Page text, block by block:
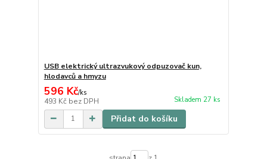
USB elektrický ultrazvukový odpuzovač kun,
hlodavců a hmyzu
596 Kč/ks
493 Kč bez DPH Skladem 27 ks
Přidat do košíku